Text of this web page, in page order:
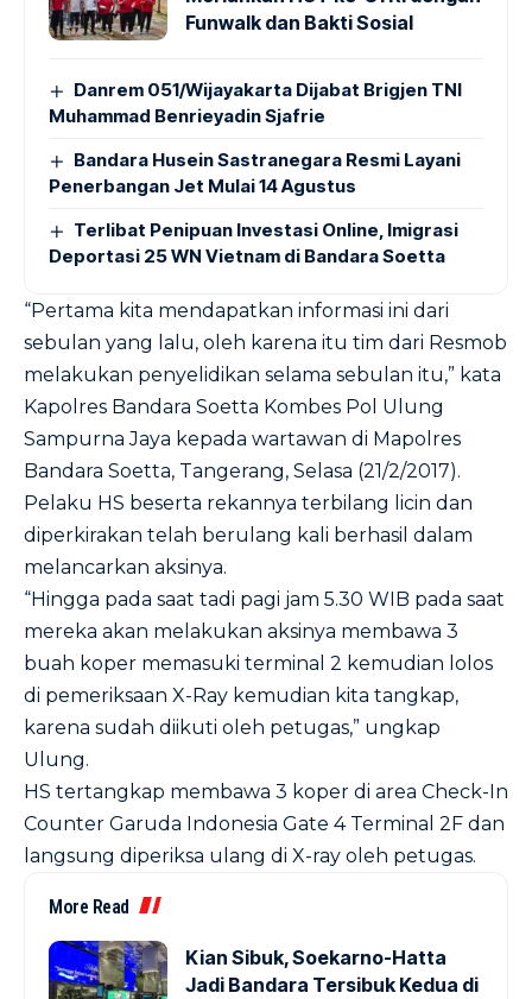
Funwalk dan Bakti Sosial
Danrem 051/Wijayakarta Dijabat Brigjen TNI
Muhammad Benrieyadin Sjafrie
Bandara Husein Sastranegara Resmi Layani
Penerbangan Jet Mulai 14 Agustus
Terlibat Penipuan Investasi Online, Imigrasi
Deportasi 25 WN Vietnam di Bandara Soetta
“Pertama kita mendapatkan informasi ini dari
sebulan yang lalu, oleh karena itu tim dari Resmob
melakukan penyelidikan selama sebulan itu,” kata
Kapolres Bandara Soetta Kombes Pol Ulung
Sampurna Jaya kepada wartawan di Mapolres
Bandara Soetta, Tangerang, Selasa (21/2/2017).
Pelaku HS beserta rekannya terbilang licin dan
diperkirakan telah berulang kali berhasil dalam
melancarkan aksinya.
“Hingga pada saat tadi pagi jam 5.30 WIB pada saat
mereka akan melakukan aksinya membawa 3
buah koper memasuki terminal 2 kemudian lolos
di pemeriksaan X-Ray kemudian kita tangkap,
karena sudah diikuti oleh petugas,” ungkap
Ulung.
HS tertangkap membawa 3 koper di area Check-In
Counter Garuda Indonesia Gate 4 Terminal 2F dan
langsung diperiksa ulang di X-ray oleh petugas.
More Read
Kian Sibuk, Soekarno-Hatta
Jadi Bandara Tersibuk Kedua di